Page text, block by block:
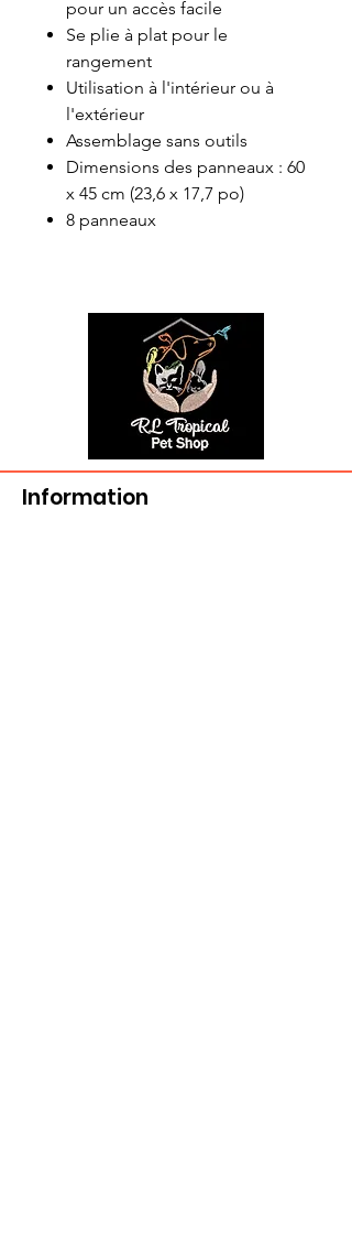
pour un accès facile
Se plie à plat pour le
rangement
Utilisation à l'intérieur ou à
l'extérieur
Assemblage sans outils
Dimensions des panneaux : 60
x 45 cm (23,6 x 17,7 po)
8 panneaux
Information